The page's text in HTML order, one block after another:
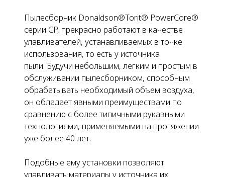
Пылесборник Donaldson®Torit® PowerCore®
серии CP, прекрасно работают в качестве
улавливателей, устанавливаемых в точке
использования, то есть у источника
пыли. Будучи небольшим, легким и простым в
обслуживании пылесборником, способным
обрабатывать необходимый объем воздуха,
он обладает явными преимуществами по
сравнению с более типичными рукавными
технологиями, применяемыми на протяжении
уже более 40 лет.
Подобные ему установки позволяют
улавливать материалы у источника их